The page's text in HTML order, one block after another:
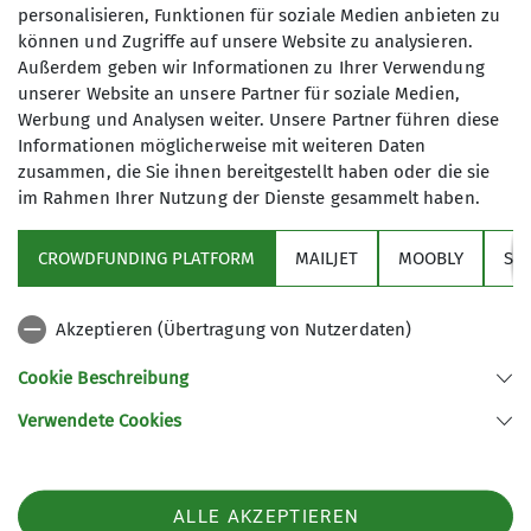
Teilnehmerzahl: Begrenzt auf maximal 20 Kinder.
Anmeldung: Bitte bis spätestens Freitag, 17.04.2026, per
E-Mail oder WhatsApp bei den Gruppenleitern.
Wir freuen uns auf einen spannenden Tag mit euch!
Viele Grüße, Katja, Katarina und Tiberius
mehr erfahren
jede Unterstützung.
die Vorstandschaft der Sektion
mehr erfahren
weißt du schon, dass das Programmheft 2026 erschienen
ist !
Du bekommst es bei der Adventsfeier am Fr. den 5.12.25
oder vorab hier:
- Geschäftsstelle DAV Isny
- Sport Haschko
Events Familiengruppe Gruppen
Hoch-/Bergtour, Wandern Jugendgruppe Klettern
Klettern Kurs Mountainbiketouren News
Rennradtouren Schneeschuhtouren Sektionsnews
Sektion
88316 Isny
Telefon +49 7562 912786
personalisieren, Funktionen für soziale Medien anbieten zu
können und Zugriffe auf unsere Website zu analysieren.
Außerdem geben wir Informationen zu Ihrer Verwendung
unserer Website an unsere Partner für soziale Medien,
Werbung und Analysen weiter. Unsere Partner führen diese
Informationen möglicherweise mit weiteren Daten
zusammen, die Sie ihnen bereitgestellt haben oder die sie
im Rahmen Ihrer Nutzung der Dienste gesammelt haben.
CROWDFUNDING PLATFORM MAILJET MOOBLY
Akzeptieren (Übertragung von Nutzerdaten)
Cookie Beschreibung
Verwendete Cookies
ALLE AKZEPTIEREN